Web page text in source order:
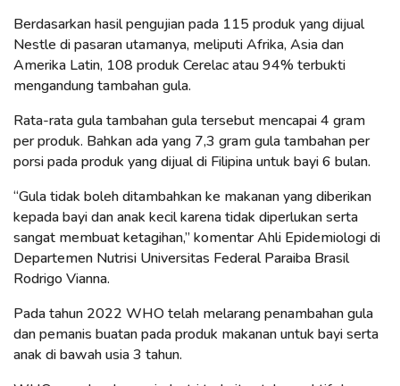
Berdasarkan hasil pengujian pada 115 produk yang dijual
Nestle di pasaran utamanya, meliputi Afrika, Asia dan
Amerika Latin, 108 produk Cerelac atau 94% terbukti
mengandung tambahan gula.
Rata-rata gula tambahan gula tersebut mencapai 4 gram
per produk. Bahkan ada yang 7,3 gram gula tambahan per
porsi pada produk yang dijual di Filipina untuk bayi 6 bulan.
“Gula tidak boleh ditambahkan ke makanan yang diberikan
kepada bayi dan anak kecil karena tidak diperlukan serta
sangat membuat ketagihan,” komentar Ahli Epidemiologi di
Departemen Nutrisi Universitas Federal Paraiba Brasil
Rodrigo Vianna.
Pada tahun 2022 WHO telah melarang penambahan gula
dan pemanis buatan pada produk makanan untuk bayi serta
anak di bawah usia 3 tahun.